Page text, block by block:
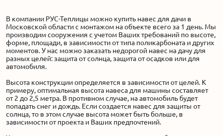
Акции
В компании РУС-Теплицы можно купить навес для дачи в
Московской области с монтажом на объекте всего за 1 день. Мы
производим сооружения с учетом Ваших требований по высоте,
форме, площади, в зависимости от типа поликарбоната и других
моментов. У нас можно заказать недорогой навес на дачу для
разных целей: защита от солнца, защита от осадков или для
автомобиля.
Высота конструкции определяется в зависимости от целей. К
примеру, оптимальная высота навеса для машины составляет
от 2 до 2,5 метра. В противном случае, на автомобиль будет
попадать снег и дождь. Если создается навес для защиты от
солнца, то в этом случае высота может быть больше, в
зависимости от проекта и Ваших предпочтений.